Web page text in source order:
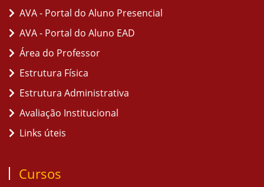
AVA - Portal do Aluno Presencial
AVA - Portal do Aluno EAD
Área do Professor
Estrutura Física
Estrutura Administrativa
Avaliação Institucional
Links úteis
Cursos